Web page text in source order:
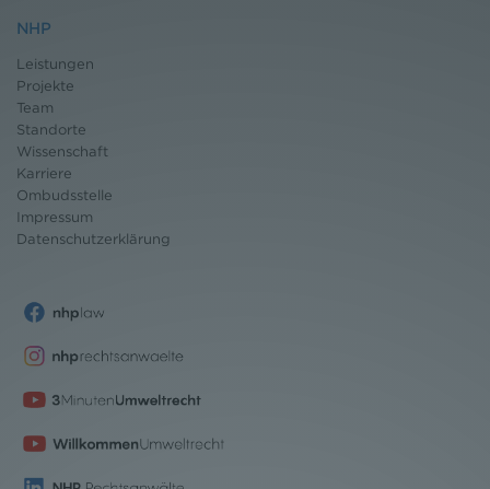
NHP
Leistungen
Projekte
Team
Standorte
Wissenschaft
Karriere
Ombudsstelle
Impressum
Datenschutzerklärung